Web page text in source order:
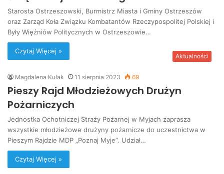
Starosta Ostrzeszowski, Burmistrz Miasta i Gminy Ostrzeszów
oraz Zarząd Koła Związku Kombatantów Rzeczypospolitej Polskiej i
Były Więźniów Politycznych w Ostrzeszowie…
Czytaj Więcej »
Aktualności
Magdalena Kułak 11 sierpnia 2023 69
Pieszy Rajd Młodzieżowych Drużyn
Pożarniczych
Jednostka Ochotniczej Straży Pożarnej w Myjach zaprasza
wszystkie młodzieżowe drużyny pożarnicze do uczestnictwa w
Pieszym Rajdzie MDP „Poznaj Myje”. Udział…
Czytaj Więcej »